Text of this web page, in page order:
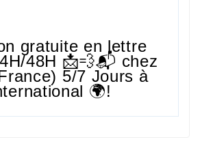
gratuite en lettre
48H 📩💨📬 chez
5/7 Jours à
🌍!